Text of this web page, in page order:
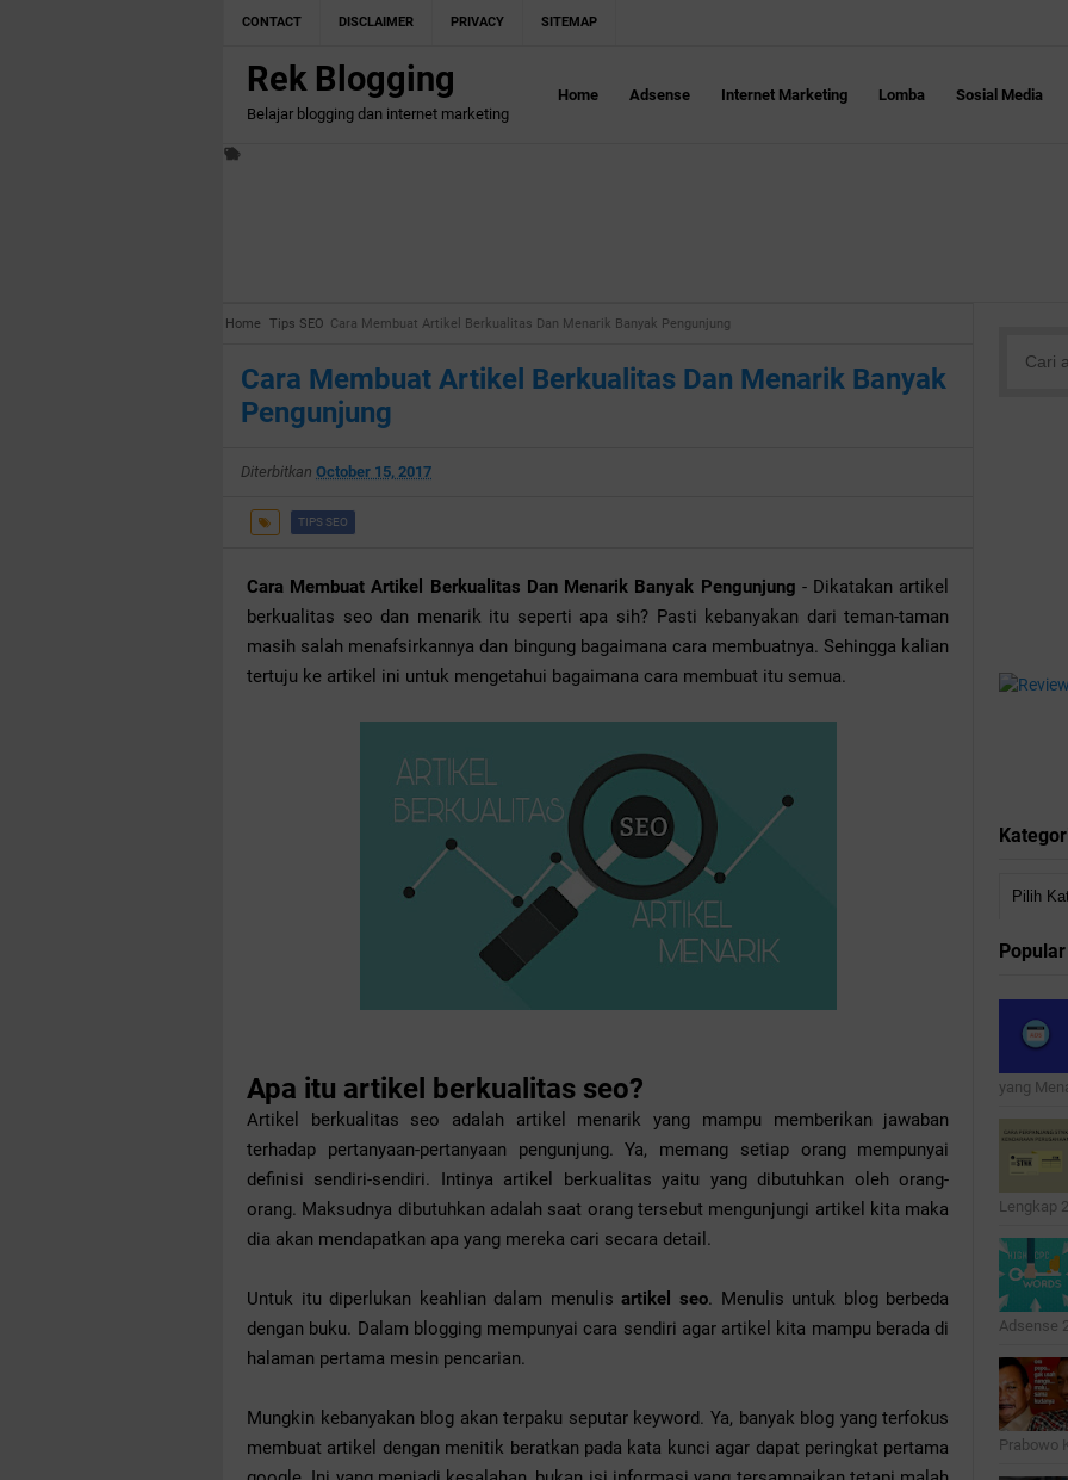
CONTACT DISCLAIMER PRIVACY SITEMAP
Rek Blogging
Belajar blogging dan internet marketing
Home Adsense Internet Marketing Lomba Sosial Media
Home Tips SEO Cara Membuat Artikel Berkualitas Dan Menarik Banyak Pengunjung
Cara Membuat Artikel Berkualitas Dan Menarik Banyak
Pengunjung
Diterbitkan October 15, 2017
TIPS SEO
Cara Membuat Artikel Berkualitas Dan Menarik Banyak Pengunjung - Dikatakan artikel
berkualitas seo dan menarik itu seperti apa sih? Pasti kebanyakan dari teman-taman
masih salah menafsirkannya dan bingung bagaimana cara membuatnya. Sehingga kalian
tertuju ke artikel ini untuk mengetahui bagaimana cara membuat itu semua.
Apa itu artikel berkualitas seo?
Artikel berkualitas seo adalah artikel menarik yang mampu memberikan jawaban
terhadap pertanyaan-pertanyaan pengunjung. Ya, memang setiap orang mempunyai
definisi sendiri-sendiri. Intinya artikel berkualitas yaitu yang dibutuhkan oleh orang-
orang. Maksudnya dibutuhkan adalah saat orang tersebut mengunjungi artikel kita maka
dia akan mendapatkan apa yang mereka cari secara detail.
Untuk itu diperlukan keahlian dalam menulisartikel seo. Menulis untuk blog berbeda
dengan buku. Dalam blogging mempunyai cara sendiri agar artikel kita mampu berada di
halaman pertama mesin pencarian.
Mungkin kebanyakan blog akan terpaku seputar keyword. Ya, banyak blog yang terfokus
membuat artikel dengan menitik beratkan pada kata kunci agar dapat peringkat pertama
yang
Lengkap
Adsense
Prabowo